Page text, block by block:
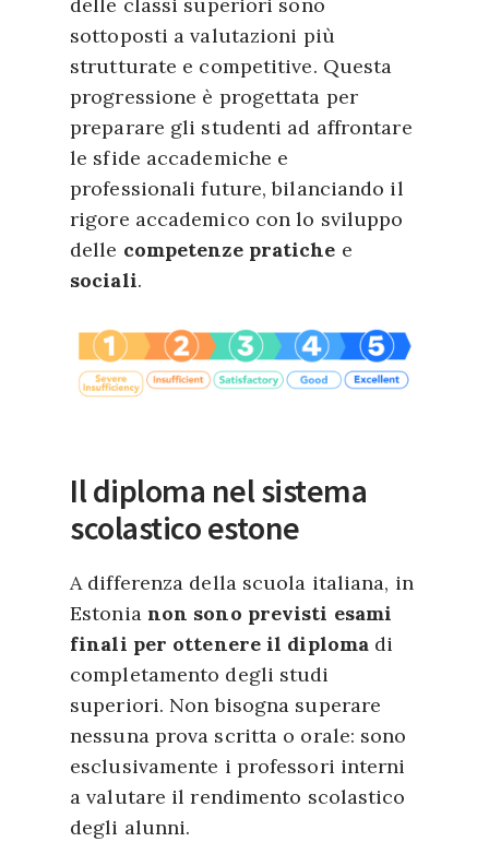
sottoposti a valutazioni più
strutturate e competitive. Questa
progressione è progettata per
preparare gli studenti ad affrontare
le sfide accademiche e
professionali future, bilanciando il
rigore accademico con lo sviluppo
delle competenze pratiche e
sociali.
Il diploma nel sistema
scolastico estone
A differenza della scuola italiana, in
Estonia non sono previsti esami
finali per ottenere il diploma di
completamento degli studi
superiori. Non bisogna superare
nessuna prova scritta o orale: sono
esclusivamente i professori interni
a valutare il rendimento scolastico
degli alunni.